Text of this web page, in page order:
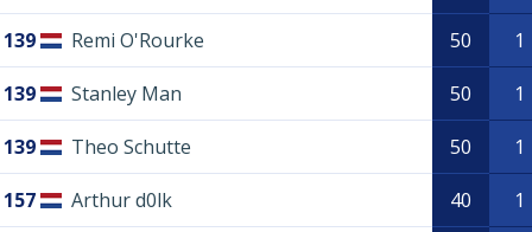
139 Remi O'Rourke 50 1
139 Stanley Man 50 1
139 Theo Schutte 50 1
157 Arthur d0lk 40 1